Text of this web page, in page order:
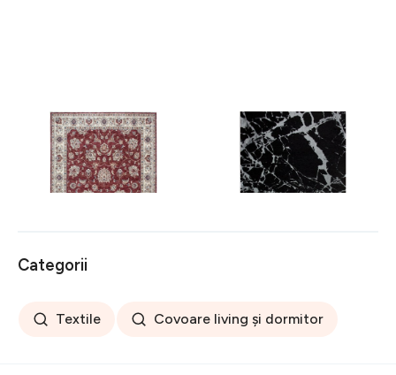
Covor rezistent Eko, ALT
05 - Red, Ivory, 100%
poliester, 80 x 150 cm
256 lei
Covor rezistent SM 21 -
Black, Silver XW, 80x300
441 lei
Categorii
Textile Covoare living și dormitor